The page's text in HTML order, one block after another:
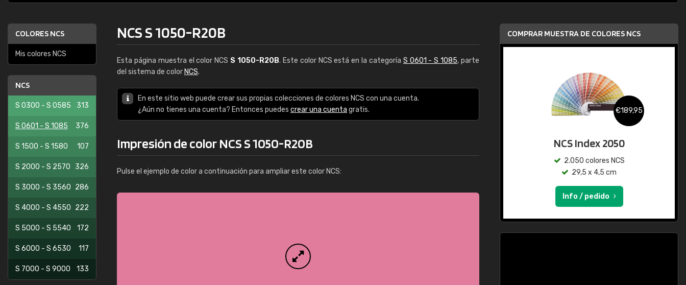
COLORES NCS
Mis colores NCS
NCS
S 0300 - S 0585 313
S 0601 - S 1085 376
S 1500 - S 1580 107
S 2000 - S 2570 326
S 3000 - S 3560 286
S 4000 - S 4550 222
S 5000 - S 5540 172
S 6000 - S 6530 117
S 7000 - S 9000 133
NCS S 1050-R20B
Esta página muestra el color NCS S 1050-R20B. Este color NCS está en la categoría S 0601 - S 1085, parte
del sistema de color NCS.
En este sitio web puede crear sus propias colecciones de colores NCS con una cuenta.
¿Aún no tienes una cuenta? Entonces puedes crear una cuenta gratis.
Impresión de color NCS S 1050-R20B
Pulse el ejemplo de color a continuación para ampliar este color NCS:
COMPRAR MUESTRA DE COLORES NCS
€189,95
NCS Index 2050
2.050 colores NCS
29,5 x 4,5 cm
Info / pedido